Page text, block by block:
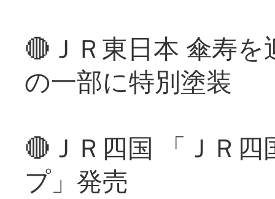
🔴ＪＲ東日本 傘寿
の一部に特別塗装
🔴ＪＲ四国 「ＪＲ
プ」発売